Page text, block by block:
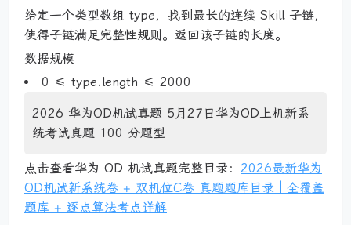
给定一个类型数组 type，找到最长的连续 Skill 子链，
使得子链满足完整性规则。返回该子链的长度。
数据规模
0 ≤ type.length ≤ 2000
2026 华为OD机试真题 5月27日华为OD上机新系
统考试真题 100 分题型
点击查看华为 OD 机试真题完整目录： 2026最新华为
OD机试新系统卷 + 双机位C卷 真题题库目录｜全覆盖
题库 + 逐点算法考点详解